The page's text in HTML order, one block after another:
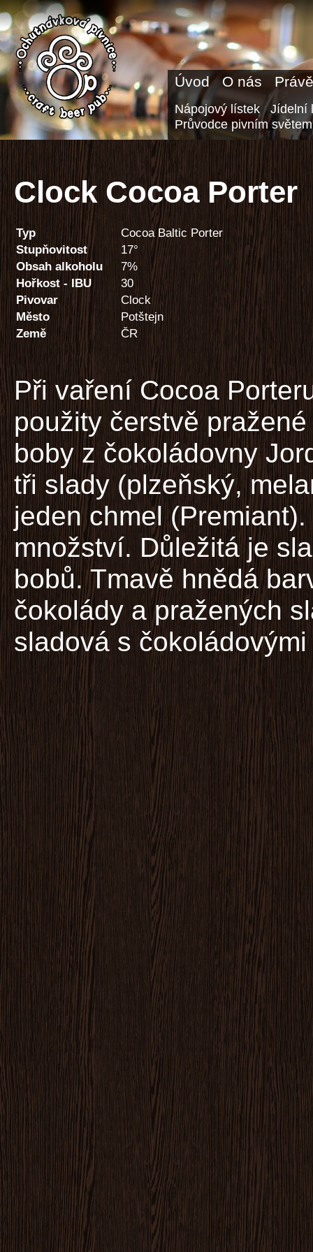
Úvod O nás
Nápojový lístek
Jídelní
Průvodce pivním světem
Clock Cocoa Porter
Typ
Cocoa Baltic Porter
Stupňovitost
17°
Obsah alkoholu
7%
Hořkost - IBU
30
Pivovar
Clock
Město
Potštejn
Země
ČR
Při vaření Cocoa
použity čerstvě
boby z čokoládovny
tři slady (plzeňský,
jeden chmel
množství. Důležitá je
bobů. Tmavě hnědá
čokolády a pražených
sladová s